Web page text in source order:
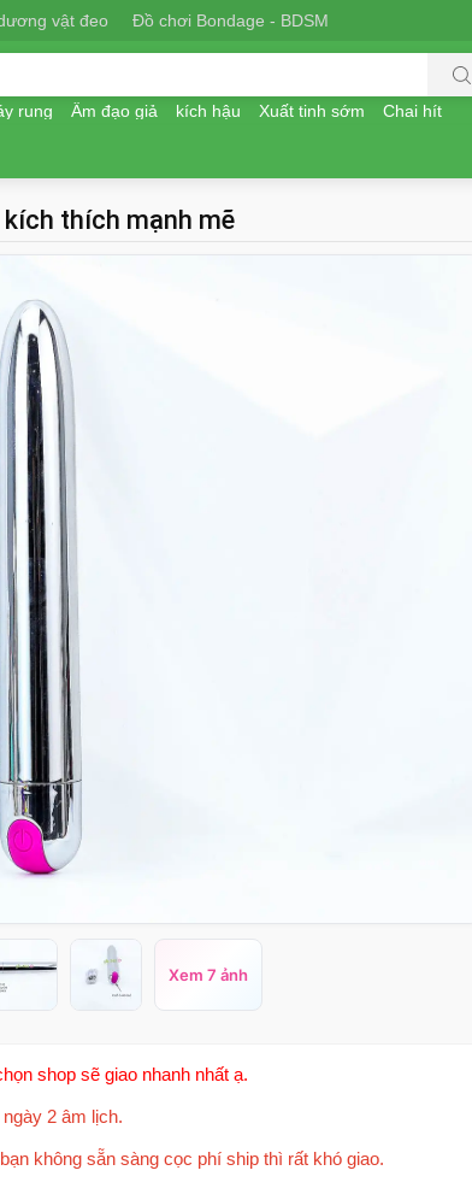
vật đeo Đồ chơi Bondage - BDSM
rung Âm đạo giả kích hậu Xuất tinh sớm Chai hít
thích mạnh mẽ
Xem 7 ảnh
shop sẽ giao nhanh nhất ạ.
2 âm lịch.
không sẵn sàng cọc phí ship thì rất khó giao.